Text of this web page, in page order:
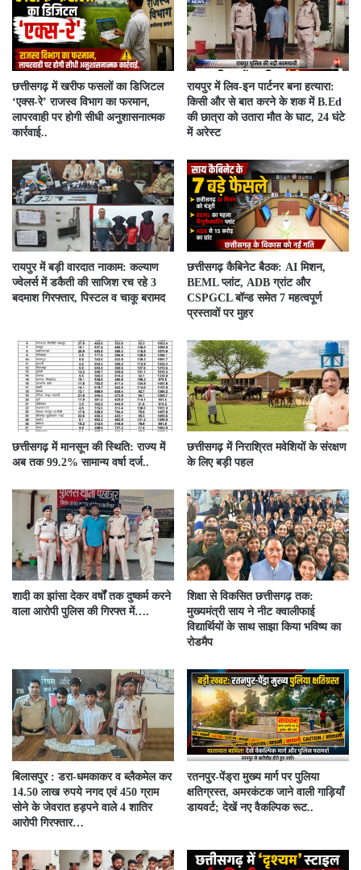
​छत्तीसगढ़ में खरीफ फसलों का डिजिटल
‘एक्स-रे’ राजस्व विभाग का फरमान,
लापरवाही पर होगी सीधी अनुशासनात्मक
कार्रवाई..
रायपुर में लिव-इन पार्टनर बना हत्यारा:
किसी और से बात करने के शक में B.Ed
की छात्रा को उतारा मौत के घाट, 24 घंटे
में अरेस्ट
रायपुर में बड़ी वारदात नाकाम: कल्याण
ज्वेलर्स में डकैती की साजिश रच रहे 3
बदमाश गिरफ्तार, पिस्टल व चाकू बरामद
छत्तीसगढ़ कैबिनेट बैठक: AI मिशन,
BEML प्लांट, ADB ग्रांट और
CSPGCL बॉन्ड समेत 7 महत्वपूर्ण
प्रस्तावों पर मुहर
छत्तीसगढ़ में मानसून की स्थिति: राज्य में
अब तक 99.2% सामान्य वर्षा दर्ज..
छत्तीसगढ़ में निराश्रित मवेशियों के संरक्षण
के लिए बड़ी पहल
शादी का झांसा देकर वर्षों तक दुष्कर्म करने
वाला आरोपी पुलिस की गिरफ्त में….
शिक्षा से विकसित छत्तीसगढ़ तक:
मुख्यमंत्री साय ने नीट क्वालीफाई
विद्यार्थियों के साथ साझा किया भविष्य का
रोडमैप
बिलासपुर : डरा-धमकाकर व ब्लैकमेल कर
14.50 लाख रुपये नगद एवं 450 ग्राम
सोने के जेवरात हड़पने वाले 4 शातिर
आरोपी गिरफ्तार…
रतनपुर-पेंड्रा मुख्य मार्ग पर पुलिया
क्षतिग्रस्त, अमरकंटक जाने वाली गाड़ियाँ
डायवर्ट; देखें नए वैकल्पिक रूट..